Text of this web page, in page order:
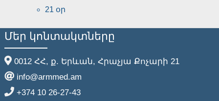
21 օր
Մեր կոնտակտները
0012 ՀՀ, ք. Երևան, Հրաչյա Քոչարի 21
info@armmed.am
+374 10 26-27-43